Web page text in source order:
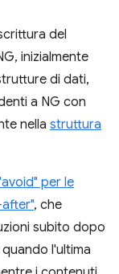
del
inizialmente
di dati,
a NG con
nella struttura
per le
, che
subito dopo
l'ultima